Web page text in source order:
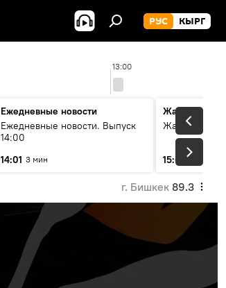
РУС КЫРГ
13:00
Ежедневные новости
Ежедневные новости. Выпуск
14:00
14:01 3 мин
Жаңылыктар
15:01 3 мин
г. Бишкек 89.3